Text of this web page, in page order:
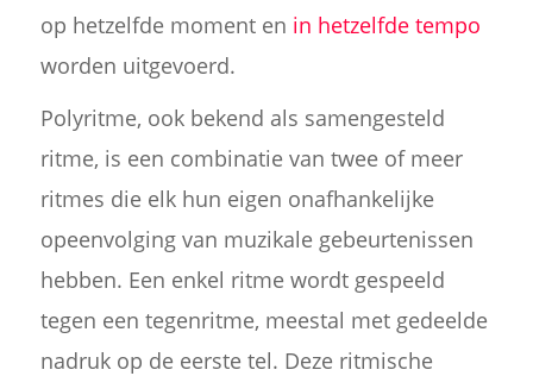
op hetzelfde moment en in hetzelfde tempo
worden uitgevoerd.
Polyritme, ook bekend als samengesteld
ritme, is een combinatie van twee of meer
ritmes die elk hun eigen onafhankelijke
opeenvolging van muzikale gebeurtenissen
hebben. Een enkel ritme wordt gespeeld
tegen een tegenritme, meestal met gedeelde
nadruk op de eerste tel. Deze ritmische